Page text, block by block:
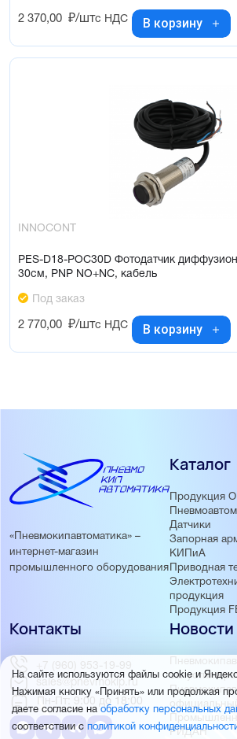
2 370,00 ₽/штс НДС В корзину
INNOCONT
PES-D18-POC30D Фотодатчик
30см, PNP NO+NC, кабель
Под заказ
2 770,00 ₽/штс НДС В корзину
«Пневмокипавтоматика» –
интернет-магазин
промышленного оборудования
Каталог
Продукция
Датчики
Запорная
КИПиА
Приводная
продукция
Продукция
Новости
запустила
РИДАН
Контакты
+7 (960) 953-19-99
sales@pnevmokip.ru
Пн-Пт: 9:00 до 18:00
На сайте используются файлы cookie и
Нажимая кнопку «Принять» или продолжая
даете согласие наобработку персональных
соответствии с политикой